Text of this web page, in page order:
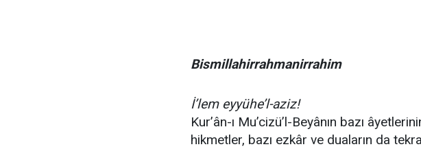
Bismillahirrahmanirrahim
İ’lem eyyühe’l-aziz!
Kur’ân-ı Mu’cizü’l-Beyânın bazı
hikmetler, bazı ezkâr ve duaların da